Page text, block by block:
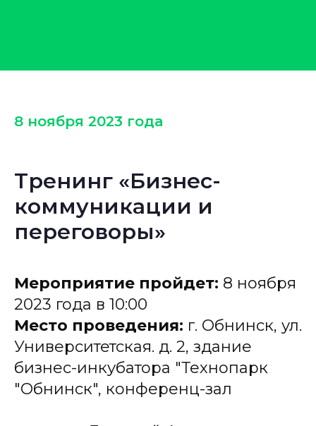
8 ноября 2023 года
Тренинг «Бизнес-
коммуникации и
переговоры»
Мероприятие пройдет: 8 ноября
2023 года в 10:00
Место проведения: г. Обнинск, ул.
Университетская. д. 2, здание
бизнес-инкубатора "Технопарк
"Обнинск", конференц-зал